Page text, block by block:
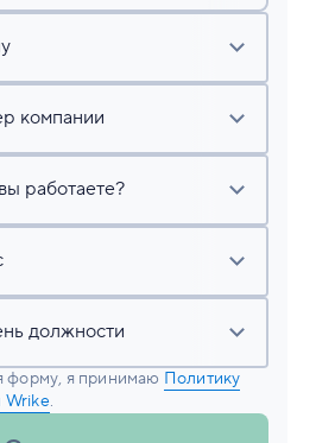
форму, я принимаю Политику
Wrike.